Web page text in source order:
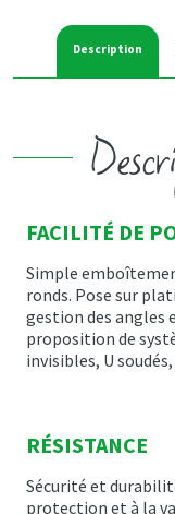
Description
FACILITÉ DE
Simple
ronds. Pose sur
gestion des angles
proposition de
invisibles, U
RÉSISTANCE
Sécurité et
protection et à la